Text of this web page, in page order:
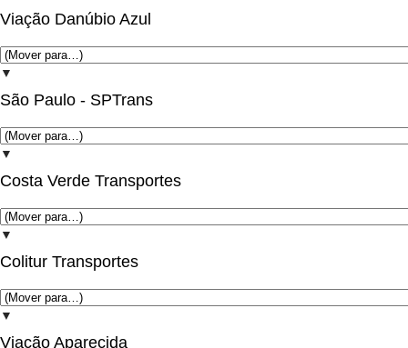
Viação Danúbio Azul
▼
São Paulo - SPTrans
▼
Costa Verde Transportes
▼
Colitur Transportes
▼
Viação Aparecida